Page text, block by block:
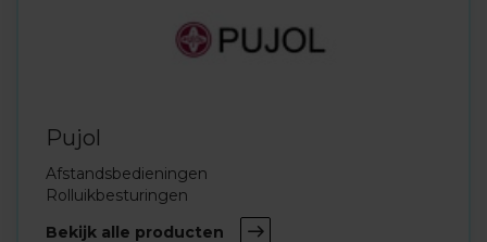
Pujol
Afstandsbedieningen
Rolluikbesturingen
Bekijk alle producten